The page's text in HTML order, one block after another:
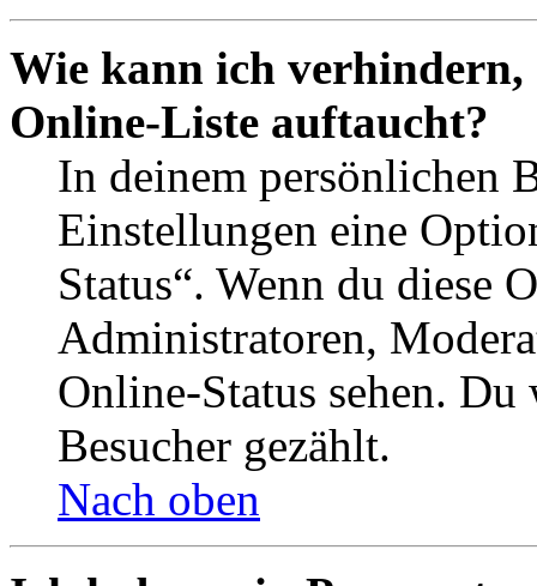
Wie kann ich verhindern,
Online-Liste auftaucht?
In deinem persönlichen
Einstellungen eine
Status“. Wenn du diese
Administratoren,
Online-Status sehen.
Besucher gezählt.
Nach oben